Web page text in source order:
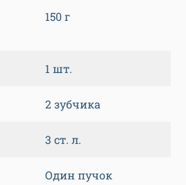
150 г
1 шт.
2 зубчика
3 ст. л.
Один пучок